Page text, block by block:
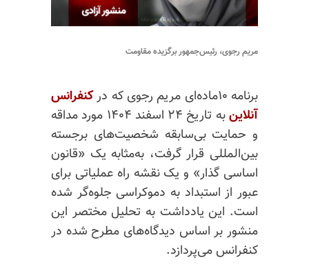
مریم رجوی، رئیس‌جمهور برگزیده مقاومت
برنامه ۱۰ماده‌ای مریم رجوی که در
کنفرانس
آنلاین
به تاریخ ۲۴ اسفند ۱۴۰۴ مورد مداقه
و حمایت بی‌سابقه شخصیت‌های برجسته
بین‌المللی قرار گرفت، به‌مثابه یک «قانون
اساسی گذار» و یک نقشه راه عملیاتی برای
عبور از استبداد به دموکراسی جلوه‌گر شده
است. این یادداشت به تحلیل مختصر این
منشور بر اساس دیدگاه‌های مطرح شده در
کنفرانس می‌پردازد.